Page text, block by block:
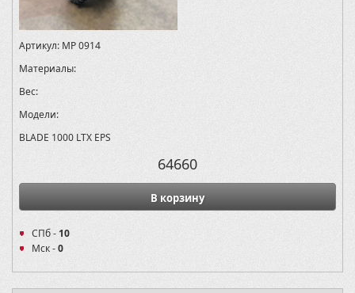
Артикул: MP 0914
Материалы:
Вес:
Модели:
BLADE 1000 LTX EPS
64660
В корзину
СПб -10
Мск -0